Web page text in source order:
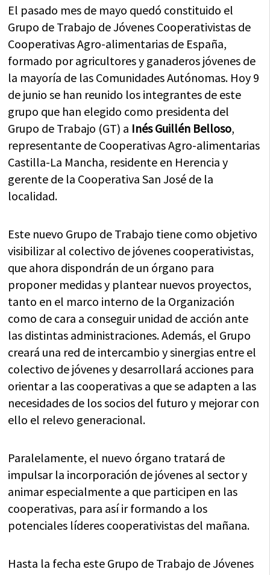
El pasado mes de mayo quedó constituido el
Grupo de Trabajo de Jóvenes Cooperativistas de
Cooperativas Agro-alimentarias de España,
formado por agricultores y ganaderos jóvenes de
la mayoría de las Comunidades Autónomas. Hoy 9
de junio se han reunido los integrantes de este
grupo que han elegido como presidenta del
Grupo de Trabajo (GT) a Inés Guillén Belloso,
representante de Cooperativas Agro-alimentarias
Castilla-La Mancha, residente en Herencia y
gerente de la Cooperativa San José de la
localidad.
Este nuevo Grupo de Trabajo tiene como objetivo
visibilizar al colectivo de jóvenes cooperativistas,
que ahora dispondrán de un órgano para
proponer medidas y plantear nuevos proyectos,
tanto en el marco interno de la Organización
como de cara a conseguir unidad de acción ante
las distintas administraciones. Además, el Grupo
creará una red de intercambio y sinergias entre el
colectivo de jóvenes y desarrollará acciones para
orientar a las cooperativas a que se adapten a las
necesidades de los socios del futuro y mejorar con
ello el relevo generacional.
Paralelamente, el nuevo órgano tratará de
impulsar la incorporación de jóvenes al sector y
animar especialmente a que participen en las
cooperativas, para así ir formando a los
potenciales líderes cooperativistas del mañana.
Hasta la fecha este Grupo de Trabajo de Jóvenes